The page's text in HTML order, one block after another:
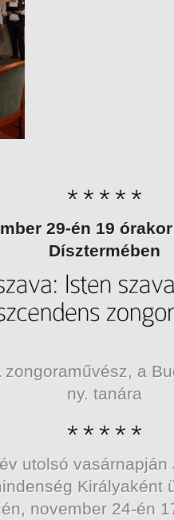
29-én 19
Dísztermében
zongoraművész, a
ny. ta­ná­ra
utolsó vasárnapján
Királyaként
november 24-én